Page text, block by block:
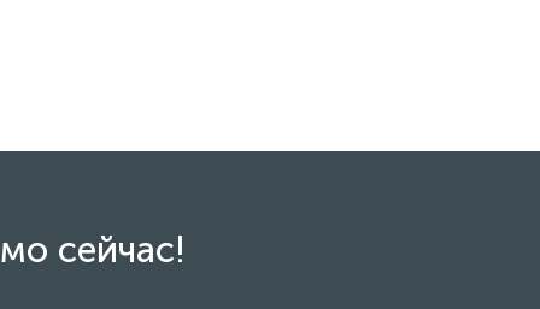
сейчас!